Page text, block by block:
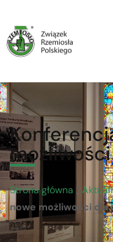
Strona główna /
nowe możliwości dla